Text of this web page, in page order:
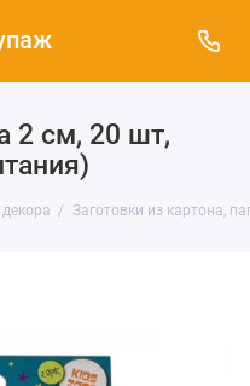
2 см, 20 шт,
Заготовки из картона,